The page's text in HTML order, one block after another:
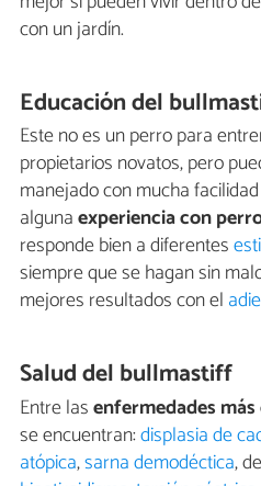
con un jardín.
Educación del
Este no es un perro para
propietarios novatos, pero
manejado con mucha
algunaexperiencia con
responde bien a diferentes
siempre que se hagan sin
mejores resultados con el
Salud del bullmastiff
Entre lasenfermedades
se encuentran:displasia de
atópica,sarna demodéctica,